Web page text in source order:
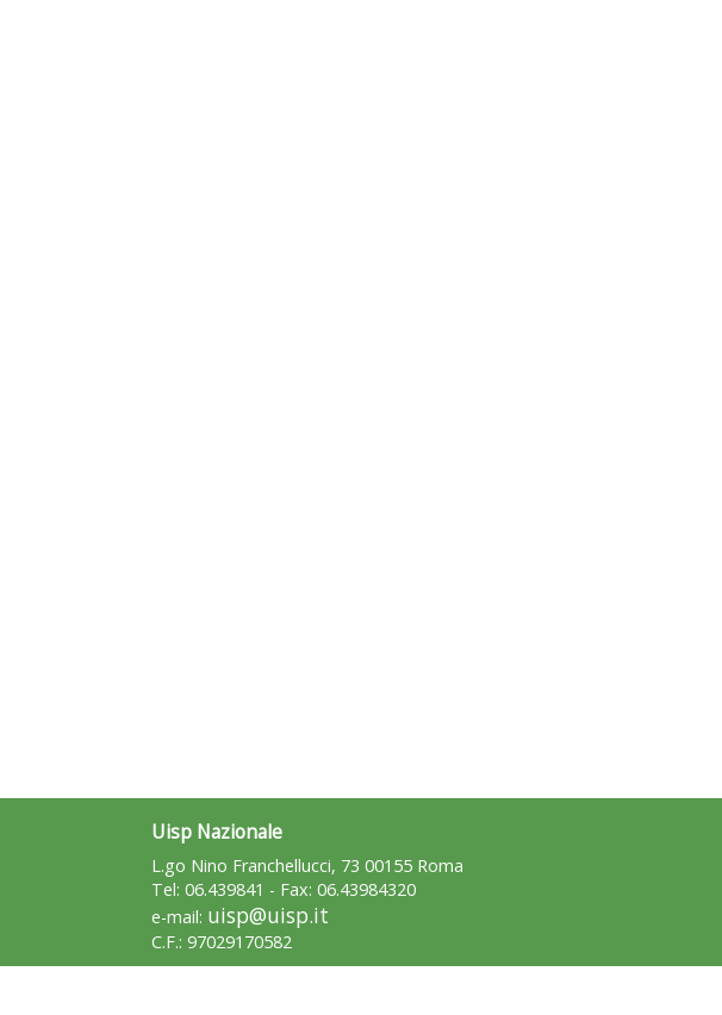
Uisp Nazionale
L.go Nino Franchellucci, 73 00155 Roma
Tel: 06.439841 - Fax: 06.43984320
e-mail: uisp@uisp.it
C.F.: 97029170582